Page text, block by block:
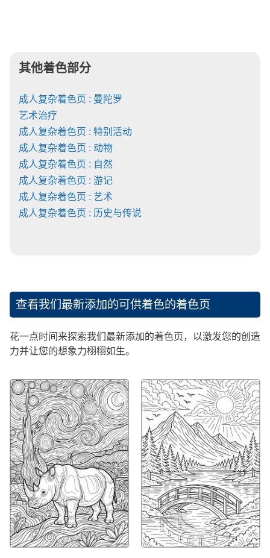
其他着色部分
成人复杂着色页 : 曼陀罗
艺术治疗
成人复杂着色页 : 特别活动
成人复杂着色页 : 动物
成人复杂着色页 : 自然
成人复杂着色页 : 游记
成人复杂着色页 : 艺术
成人复杂着色页 : 历史与传说
查看我们最新添加的可供着色的着色页
花一点时间来探索我们最新添加的着色页，以激发您的创造
力并让您的想象力栩栩如生。